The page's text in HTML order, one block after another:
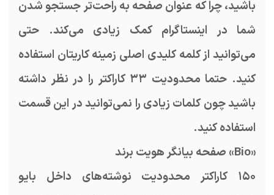
باشید، چرا که عنوان صفحه به راحت‌تر جستجو شدن
شما در اینستاگرام کمک زیادی می‌کند. حتی
می‌توانید از کلمه کلیدی اصلی زمینه کاریتان استفاده
کنید. حتما محدودیت ۳۳ کاراکتر را در نظر داشته
باشید چون کلمات زیادی را نمی‌توانید در این قسمت
استفاده کنید.
«Bio» صفحه بیانگر هویت برند
۱۵۰ کاراکتر محدودیت نوشته‌های داخل بایو